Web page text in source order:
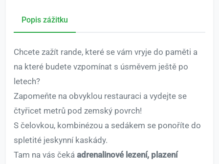
Popis zážitku
Chcete zažít rande, které se vám vryje do paměti a
na které budete vzpomínat s úsměvem ještě po
letech?
Zapomeňte na obvyklou restauraci a vydejte se
čtyřicet metrů pod zemský povrch!
S čelovkou, kombinézou a sedákem se ponoříte do
spletité jeskynní kaskády.
Tam na vás čeká adrenalinové lezení, plazení